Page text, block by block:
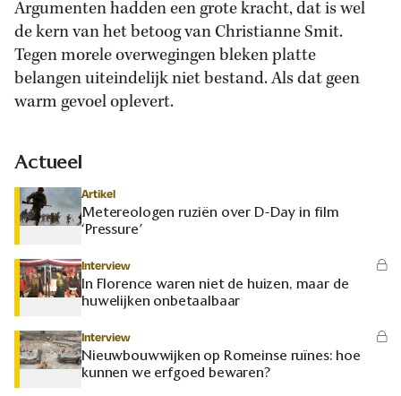
Argumenten hadden een grote kracht, dat is wel
de kern van het betoog van Christianne Smit.
Tegen morele overwegingen bleken platte
belangen uiteindelijk niet bestand. Als dat geen
warm gevoel oplevert.
Actueel
Artikel
Metereologen ruziën over D-Day in film
‘Pressure’
Interview
In Florence waren niet de huizen, maar de
huwelijken onbetaalbaar
Interview
Nieuwbouwwijken op Romeinse ruïnes: hoe
kunnen we erfgoed bewaren?